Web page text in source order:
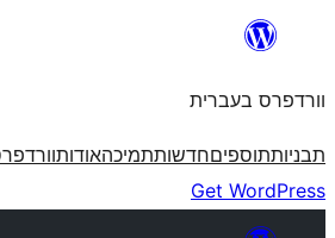
וורדפרס בעברית
תבניותתוספיםחדשותתמיכהאודות
Get WordPress